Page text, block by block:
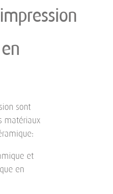
sont
matériaux
et
en